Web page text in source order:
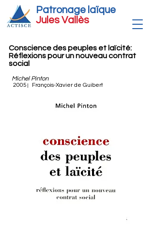
Patronage laïque
Jules Vallès
Conscience des peuples et laïcité:
Réflexions pour un nouveau contrat
social
Michel Pinton
2005 François-Xavier de Guibert